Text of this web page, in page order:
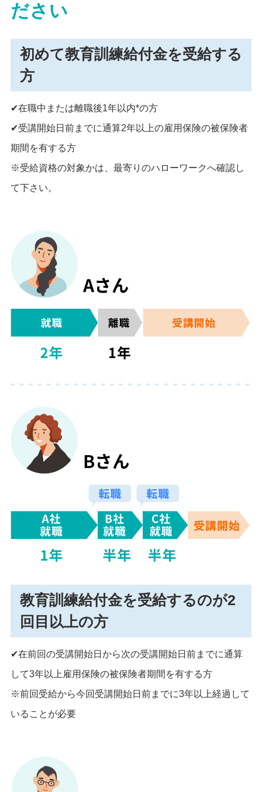
ださい
初めて教育訓練給付金を受給する
方
✔在職中または離職後1年以内*の方
✔受講開始日前までに通算2年以上の雇用保険の被保険者
期間を有する方
※受給資格の対象かは、最寄りのハローワークへ確認し
て下さい。
教育訓練給付金を受給するのが2
回目以上の方
✔在前回の受講開始日から次の受講開始日前までに通算
して3年以上雇用保険の被保険者期間を有する方
※前回受給から今回受講開始日前までに3年以上経過して
いることが必要